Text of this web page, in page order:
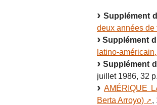
Supplément
deux années
Supplément
latino-
Supplément
juillet 1986, 32 p.
AMÉRIQUE
Berta Arroyo)
,